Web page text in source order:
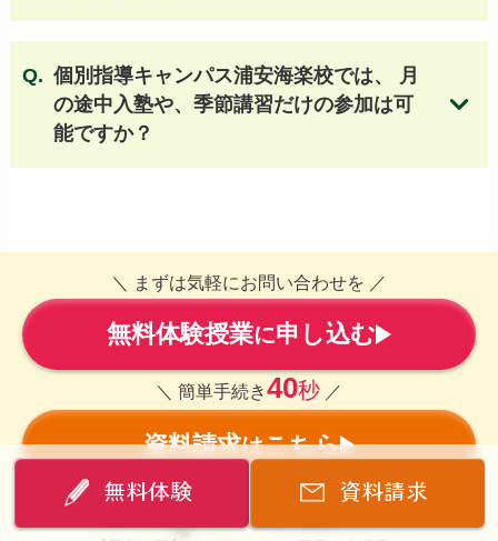
叡明高等学校
浦和学院高等学校
埼玉栄高等学校
筑波大学附属坂戸高等学校(国立)
浦和実業学園高等学校
花咲徳栄高等学校
成績保証制度についてはこちら
無料体験授業のお申し込みはこちら
個別指導キャンパス浦安海楽校では、 月
の途中入塾や、季節講習だけの参加は可
能ですか？
＼ まずは気軽にお問い合わせを ／
無料体験授業に申し込む
＼ 簡単手続き40秒 ／
資料請求はこちら
0120-934-830
無料体験 資料請求